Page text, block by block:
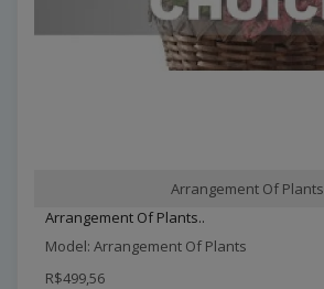
Arrangement Of Plants
Arrangement Of Plants..
Model: Arrangement Of Plants
R$499,56